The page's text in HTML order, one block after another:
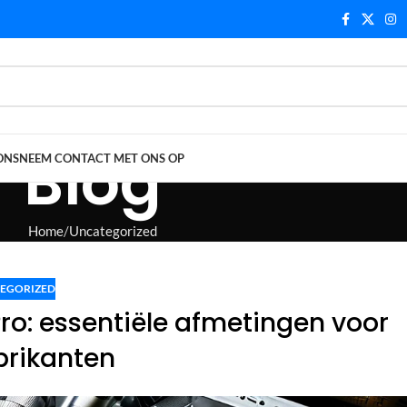
NEEM CONTACT MET ONS OP
Blog
Home Uncategorized
essentiële afmetingen voor